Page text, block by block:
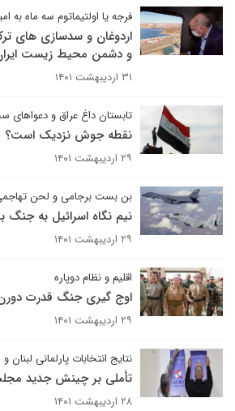
فرجه یا اولتیماتوم سه ماه به
اردوغان و سدسازی های
و دشمن محیط زیست
۳۱ اردیبهشت ۱۴۰۱
تابستان داغ عراق و
نقطه جوش نزدیک است؟
۲۹ اردیبهشت ۱۴۰۱
بن بست برجامی و لحن
نیم نگاه اسرائیل به جنگ
۲۹ اردیبهشت ۱۴۰۱
اقلیم و نظام دوپاره
اوج گیری جنگ قدرت
۲۹ اردیبهشت ۱۴۰۱
نتایج انتخابات پارلمانی لبنان
تأملی بر چینش جدید
۲۸ اردیبهشت ۱۴۰۱